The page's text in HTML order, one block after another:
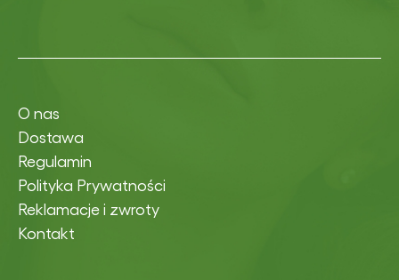
O nas
Dostawa
Regulamin
Polityka Prywatności
Reklamacje i zwroty
Kontakt